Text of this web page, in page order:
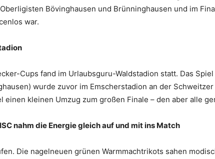
Bövinghausen und Brünninghausen und im
war.
Cups fand im Urlaubsguru-Waldstadion statt. Das
wurde zuvor im Emscherstadion an der
einen kleinen Umzug zum großen Finale – den aber alle
nahm die Energie gleich auf und mit ins Match
Die nagelneuen grünen Warmmachtrikots sahen